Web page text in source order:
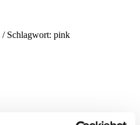
/ Schlagwort: pink